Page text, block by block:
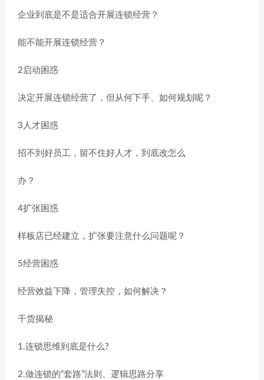
企业到底是不是适合开展连锁经营？
能不能开展连锁经营？
2启动困惑
决定开展连锁经营了，但从何下手、如何规划呢？
3人才困惑
招不到好员工，留不住好人才，到底改怎么
办？
4扩张困惑
样板店已经建立，扩张要注意什么问题呢？
5经营困惑
经营效益下降，管理失控，如何解决？
干货揭秘
1.连锁思维到底是什么?
2.做连锁的“套路”法则、逻辑思路分享